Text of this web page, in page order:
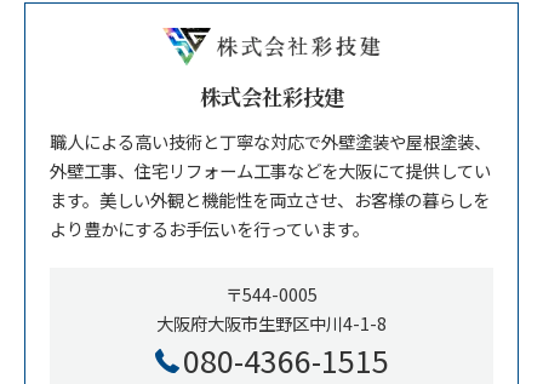
株式会社彩技建
職人による高い技術と丁寧な対応で外壁塗装や屋根塗装、
外壁工事、住宅リフォーム工事などを大阪にて提供してい
ます。美しい外観と機能性を両立させ、お客様の暮らしを
より豊かにするお手伝いを行っています。
〒544-0005
大阪府大阪市生野区中川4-1-8
080-4366-1515